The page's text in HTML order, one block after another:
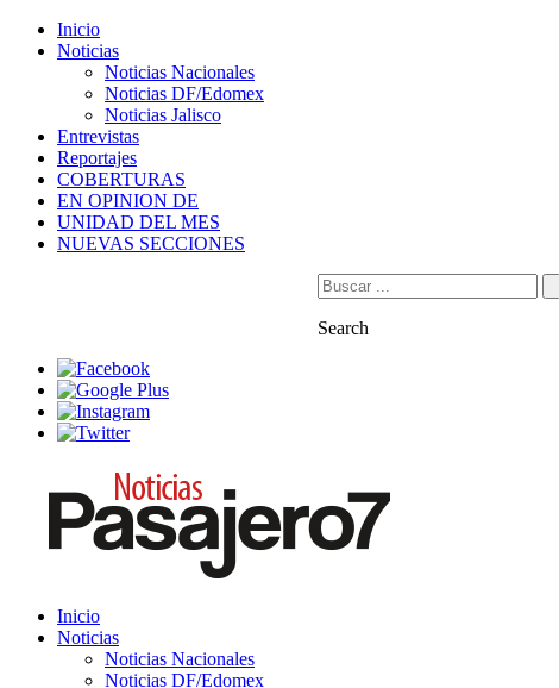
Inicio
Noticias
Noticias Nacionales
Noticias DF/Edomex
Noticias Jalisco
Entrevistas
Reportajes
COBERTURAS
EN OPINION DE
UNIDAD DEL MES
NUEVAS SECCIONES
Search
Inicio
Noticias
Noticias Nacionales
Noticias DF/Edomex